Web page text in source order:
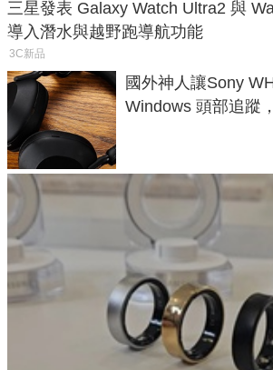
三星發表 Galaxy Watch Ultra2 與
導入潛水與越野跑導航功能
3C新品
國外神人讓Sony
Windows 頭部追蹤